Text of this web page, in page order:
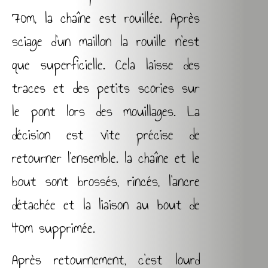
70m, la chaîne est rouillée. Après
sciage d’un maillon la rouille n’est
que superficielle. Cela laisse des
traces et des petits scories sur
le pont lors des mouillages. La
décision est vite précise de
retourner l’ensemble. la chaîne et le
bout sont brossés, rincés, l’ancre
détachée et la liaison au bout de
40m supprimée.
Après retournement, c’est lourd